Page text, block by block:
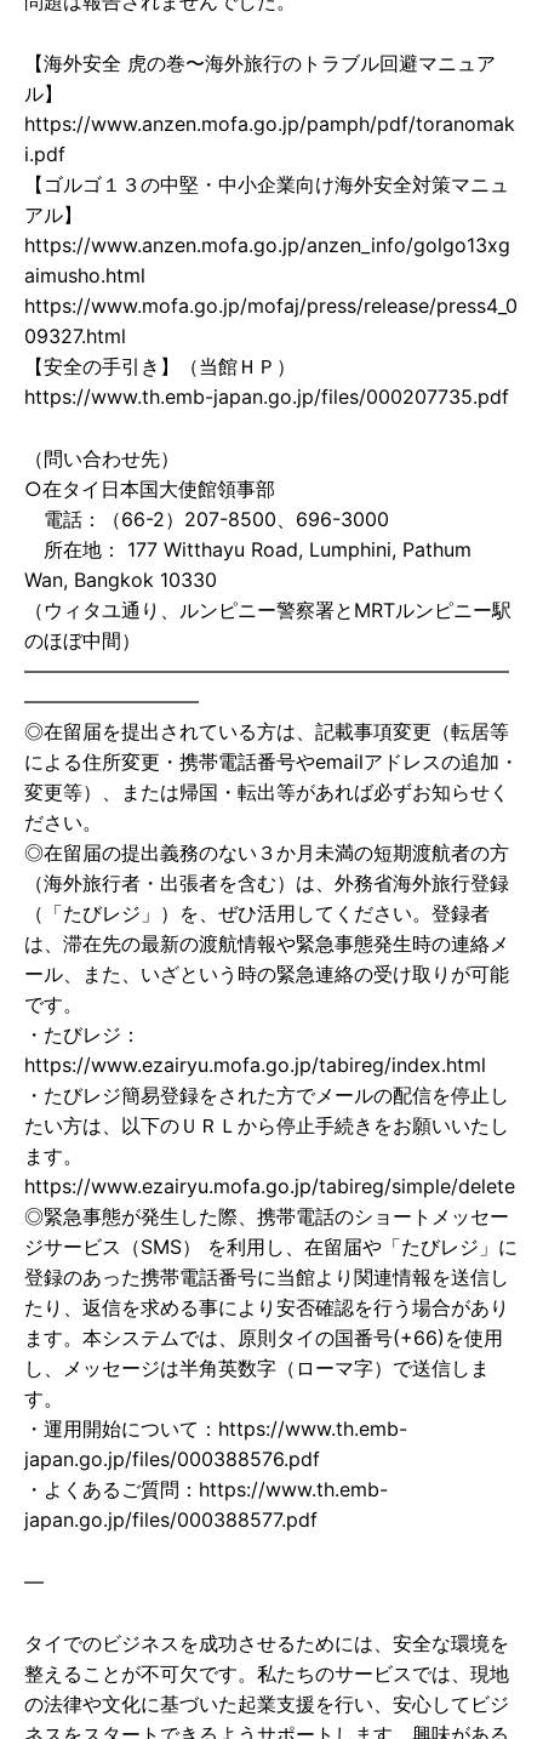
【海外安全 虎の巻〜海外旅行のトラブル回避マニュア
ル】
https://www.anzen.mofa.go.jp/pamph/pdf/toranomak
i.pdf
【ゴルゴ１３の中堅・中小企業向け海外安全対策マニュ
アル】
https://www.anzen.mofa.go.jp/anzen_info/golgo13xg
aimusho.html
https://www.mofa.go.jp/mofaj/press/release/press4_0
09327.html
【安全の手引き】（当館ＨＰ）
https://www.th.emb-japan.go.jp/files/000207735.pdf
（問い合わせ先）
○在タイ日本国大使館領事部
電話：（66-2）207-8500、696-3000
所在地： 177 Witthayu Road, Lumphini, Pathum
Wan, Bangkok 10330
（ウィタユ通り、ルンピニー警察署とMRTルンピニー駅
のほぼ中間）
—————————————————————————
—————————
◎在留届を提出されている方は、記載事項変更（転居等
による住所変更・携帯電話番号やemailアドレスの追加・
変更等）、または帰国・転出等があれば必ずお知らせく
ださい。
◎在留届の提出義務のない３か月未満の短期渡航者の方
（海外旅行者・出張者を含む）は、外務省海外旅行登録
（「たびレジ」）を、ぜひ活用してください。登録者
は、滞在先の最新の渡航情報や緊急事態発生時の連絡メ
ール、また、いざという時の緊急連絡の受け取りが可能
です。
・たびレジ：
https://www.ezairyu.mofa.go.jp/tabireg/index.html
・たびレジ簡易登録をされた方でメールの配信を停止し
たい方は、以下のＵＲＬから停止手続きをお願いいたし
ます。
https://www.ezairyu.mofa.go.jp/tabireg/simple/delete
◎緊急事態が発生した際、携帯電話のショートメッセー
ジサービス（SMS） を利用し、在留届や「たびレジ」に
登録のあった携帯電話番号に当館より関連情報を送信し
たり、返信を求める事により安否確認を行う場合があり
ます。本システムでは、原則タイの国番号(+66)を使用
し、メッセージは半角英数字（ローマ字）で送信しま
す。
・運用開始について：https://www.th.emb-
japan.go.jp/files/000388576.pdf
・よくあるご質問：https://www.th.emb-
japan.go.jp/files/000388577.pdf
—
タイでのビジネスを成功させるためには、安全な環境を
整えることが不可欠です。私たちのサービスでは、現地
の法律や文化に基づいた起業支援を行い、安心してビジ